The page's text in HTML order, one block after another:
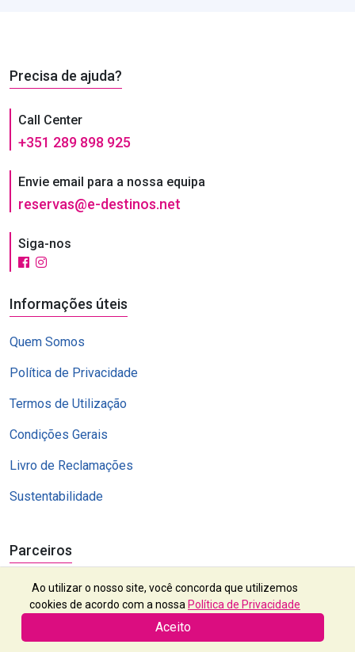
Precisa de ajuda?
Call Center
+351 289 898 925
Envie email para a nossa equipa
reservas@e-destinos.net
Siga-nos
Informações úteis
Quem Somos
Política de Privacidade
Termos de Utilização
Condições Gerais
Livro de Reclamações
Sustentabilidade
Parceiros
Ao utilizar o nosso site, você concorda que utilizemos
cookies de acordo com a nossa Política de Privacidade
Aceito